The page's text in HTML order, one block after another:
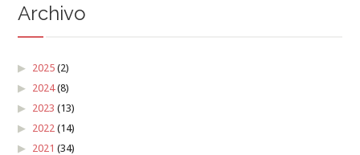
Archivo
2025 (2)
2024(8)
2023 (13)
2022 (14)
2021 (34)